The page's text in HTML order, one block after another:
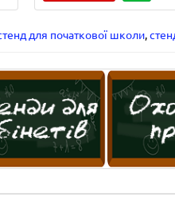
для початкової школи,